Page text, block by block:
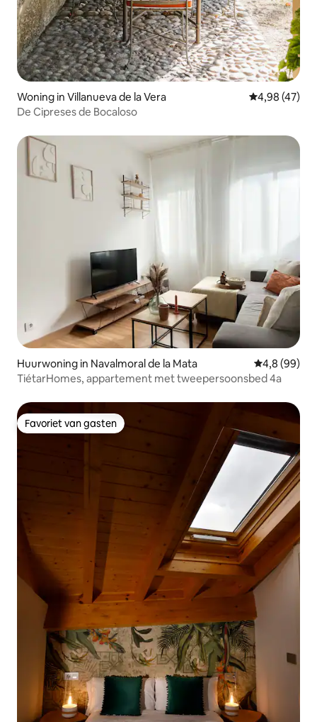
Woning in Villanueva de la Vera Gemiddelde
4,98 (47)
De Cipreses de Bocaloso
Huurwoning in Navalmoral de la Mata Gemiddelde
4,8 (99)
TiétarHomes, appartement met tweepersoonsbed 4a
Favoriet van gasten
Favoriet van gasten